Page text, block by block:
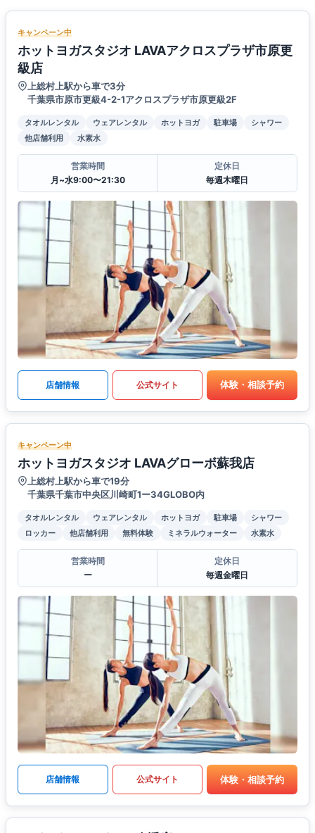
キャンペーン中
ホットヨガスタジオ LAVAアクロスプラザ市原更
級店
上総村上駅から車で3分
千葉県市原市更級4-2-1アクロスプラザ市原更級2F
タオルレンタル ウェアレンタル ホットヨガ 駐車場
シャワー
他店舗利用
水素水
営業時間
月~水9:00〜21:30
定休日
毎週木曜日
店舗情報 公式サイト 体験・相談予約
キャンペーン中
ホットヨガスタジオ LAVAグローボ蘇我店
上総村上駅から車で19分
千葉県千葉市中央区川崎町1ー34GLOBO内
タオルレンタル ウェアレンタル ホットヨガ 駐車場
シャワー
ロッカー
他店舗利用 無料体験 ミネラルウォーター 水素水
営業時間
ー
定休日
毎週金曜日
店舗情報 公式サイト 体験・相談予約